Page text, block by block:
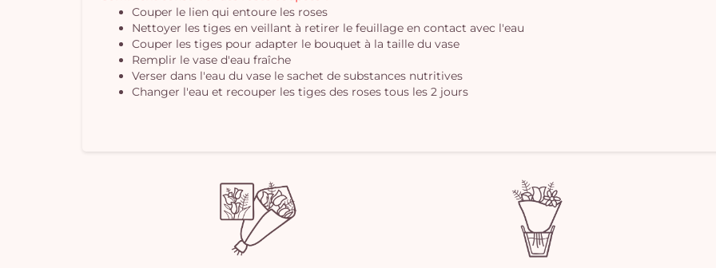
Couper le lien qui entoure les roses
Nettoyer les tiges en veillant à retirer le feuillage en contact avec l'eau
Couper les tiges pour adapter le bouquet à la taille du vase
Remplir le vase d'eau fraîche
Verser dans l'eau du vase le sachet de substances nutritives
Changer l'eau et recouper les tiges des roses tous les 2 jours